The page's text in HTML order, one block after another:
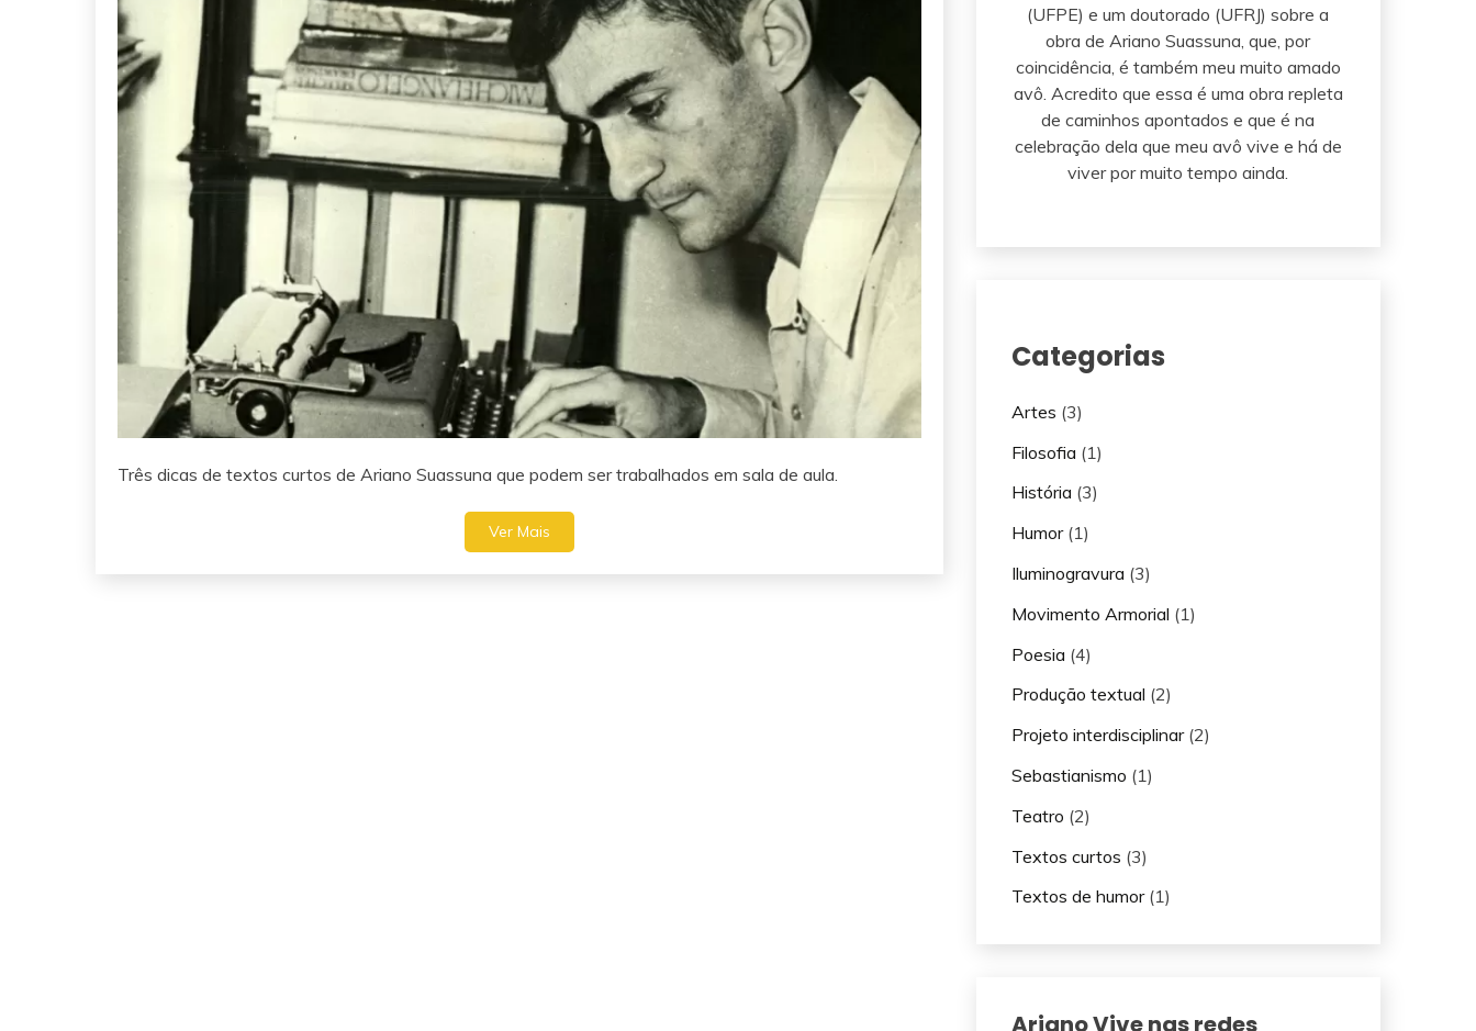
Três dicas de textos curtos de Ariano Suassuna que podem ser trabalhados em sala de aula.
Ver Mais
(UFPE) e um doutorado (UFRJ) sobre a
obra de Ariano Suassuna, que, por
coincidência, é também meu muito amado
avô. Acredito que essa é uma obra repleta
de caminhos apontados e que é na
celebração dela que meu avô vive e há de
viver por muito tempo ainda.
Categorias
Artes (3)
Filosofia (1)
História (3)
Humor(1)
Iluminogravura (3)
Movimento Armorial (1)
Poesia (4)
Produção textual (2)
Projeto interdisciplinar(2)
Sebastianismo (1)
Teatro (2)
Textos curtos (3)
Textos de humor(1)
Ariano Vive nas redes